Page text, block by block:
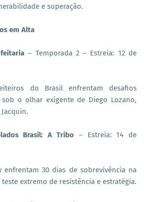
e superação.
em Alta
– Temporada 2 – Estreia: 12 de
do Brasil enfrentam desafios
o olhar exigente de Diego Lozano,
Brasil: A Tribo – Estreia: 14 de
enfrentam 30 dias de sobrevivência na
extremo de resistência e estratégia.